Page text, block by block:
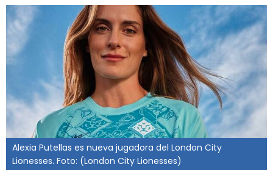
Alexia Putellas es nueva jugadora del London City
Lionesses. Foto: (London City Lionesses)